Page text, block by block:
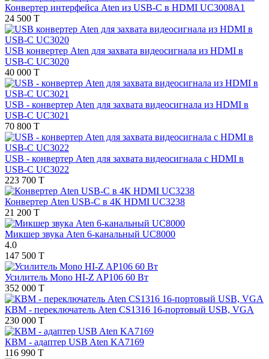
Конвертер интерфейса Aten из USB-C в HDMI UC3008A1
24 500 T
USB конвертер Aten для захвата видеосигнала из HDMI в
USB-C UC3020
40 000 T
USB - конвертер Aten для захвата видеосигнала из HDMI в
USB-C UC3021
70 800 T
USB - конвертер Aten для захвата видеосигнала с HDMI в
USB-C UC3022
223 700 T
Конвертер Aten USB-C в 4К HDMI UC3238
21 200 T
Микшер звука Aten 6-канальный UC8000
4.0
147 500 T
Усилитель Mono HI-Z AP106 60 Вт
352 000 T
КВМ - переключатель Aten CS1316 16-портовый USB, VGA
230 000 T
КВМ - адаптер USB Aten KA7169
116 990 T